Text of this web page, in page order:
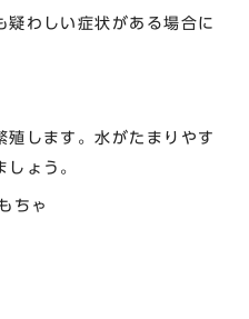
わしい症状がある場合に
します。水がたまりやす
ょう。
ちゃ